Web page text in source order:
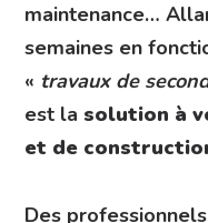
maintenance…
semaines en
« travaux de
est la solution à
et de
Des